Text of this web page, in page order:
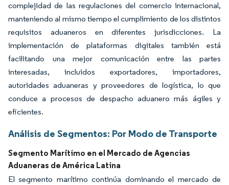
complejidad de las regulaciones del comercio internacional,
manteniendo al mismo tiempo el cumplimiento de los distintos
requisitos aduaneros en diferentes jurisdicciones. La
implementación de plataformas digitales también está
facilitando una mejor comunicación entre las partes
interesadas, incluidos exportadores, importadores,
autoridades aduaneras y proveedores de logística, lo que
conduce a procesos de despacho aduanero más ágiles y
eficientes.
Análisis de Segmentos: Por Modo de Transporte
Segmento Marítimo en el Mercado de Agencias
Aduaneras de América Latina
El segmento marítimo continúa dominando el mercado de